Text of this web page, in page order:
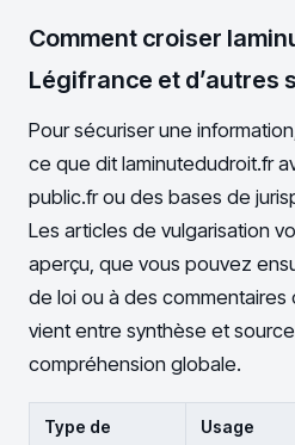
Comment croiser
Légifrance et d’autres
Pour sécuriser une
ce que dit laminutedudroit.fr
public.fr ou des bases de
Les articles de vulgarisation
aperçu, que vous pouvez
de loi ou à des
vient entre synthèse et
compréhension globale.
Type de Usage